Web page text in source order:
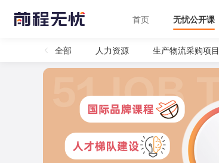
首页 无忧公开课
全部 人力资源 生产物流采购项目